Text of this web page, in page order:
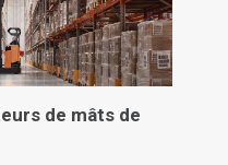
de mâts de